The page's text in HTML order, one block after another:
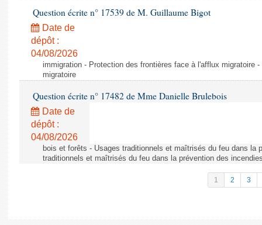
Question écrite n° 17539 de M. Guillaume Bigot
Date de
dépôt :
04/08/2026
immigration - Protection des frontières face à l'afflux migratoire
migratoire
Question écrite n° 17482 de Mme Danielle Brulebois
Date de
dépôt :
04/08/2026
bois et forêts - Usages traditionnels et maîtrisés du feu dans la
traditionnels et maîtrisés du feu dans la prévention des
1 2 3